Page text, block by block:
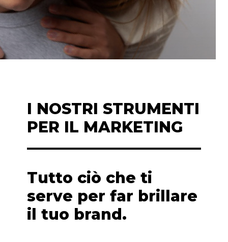
I NOSTRI STRUMENTI
PER IL MARKETING
Tutto ciò che ti
serve per far brillare
il tuo brand.